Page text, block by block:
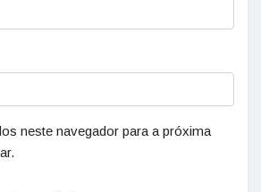
neste navegador para a próxima